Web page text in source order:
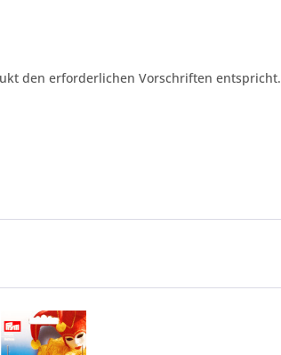
den erforderlichen Vorschriften entspricht.